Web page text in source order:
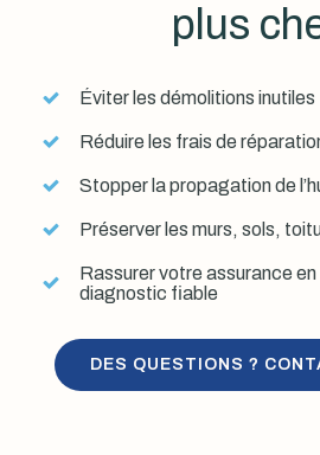
plus
Éviter les démolitions inutiles
Réduire les frais de
Stopper la propagation de
Préserver les murs, sols,
Rassurer votre assurance
diagnostic fiable
DES QUESTIONS ?